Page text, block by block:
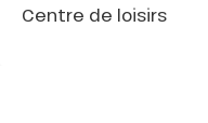
Centre de loisirs